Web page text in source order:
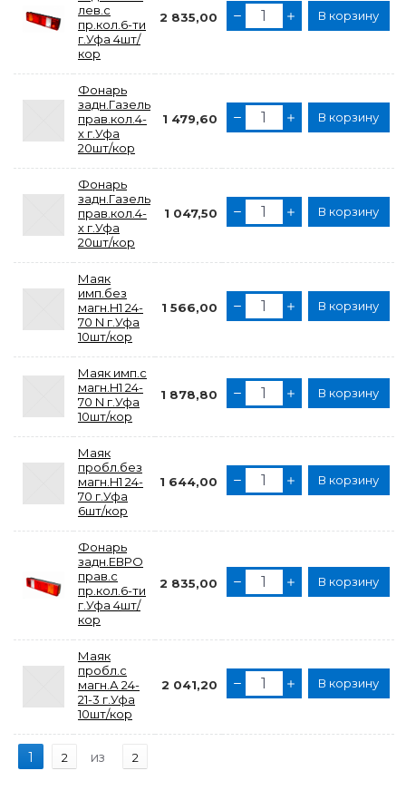
лев.с
пр.кол.6-ти
г.Уфа 4шт/
кор
2 835,00 В корзину
Фонарь
задн.Газель
прав.кол.4-
х г.Уфа
20шт/кор
1 479,60 В корзину
Фонарь
задн.Газель
прав.кол.4-
х г.Уфа
20шт/кор
1 047,50 В корзину
Маяк
имп.без
магн.H1 24-
70 N г.Уфа
10шт/кор
1 566,00 В корзину
Маяк имп.с
магн.H1 24-
70 N г.Уфа
10шт/кор
1 878,80 В корзину
Маяк
пробл.без
магн.H1 24-
70 г.Уфа
6шт/кор
1 644,00 В корзину
Фонарь
задн.ЕВРО
прав.с
пр.кол.6-ти
г.Уфа 4шт/
кор
2 835,00 В корзину
Маяк
пробл.с
магн.А 24-
21-3 г.Уфа
10шт/кор
2 041,20 В корзину
1 2 из 2